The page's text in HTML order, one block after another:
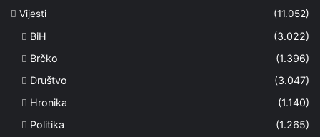
Vijesti
(11.052)
BiH
(3.022)
Brčko
(1.396)
Društvo
(3.047)
Hronika
(1.140)
Politika
(1.265)